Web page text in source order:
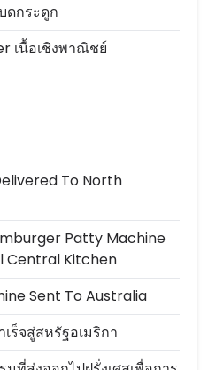
ดกระดูก
เนื้อเชิงพาณิชย์
To North
Patty Machine
Central Kitchen
Sent To Australia
ร็จสู่สหรัฐอเมริกา